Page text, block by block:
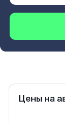
Цены на